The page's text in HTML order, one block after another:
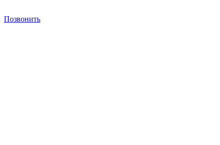
Позвонить